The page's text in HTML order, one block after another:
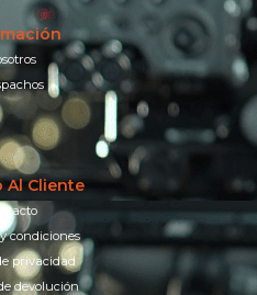
Al Cliente
condiciones
privacidad
devolución